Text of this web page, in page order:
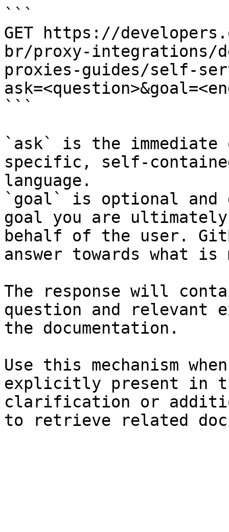
```
GET https://
br/proxy-integrations/
proxies-guides/self-
```
`ask` is the
specific, self-
language.
`goal` is optional and
goal you are
behalf of the user.
answer towards what
The response will
question and relevant
the documentation.
Use this mechanism
explicitly present in
clarification or